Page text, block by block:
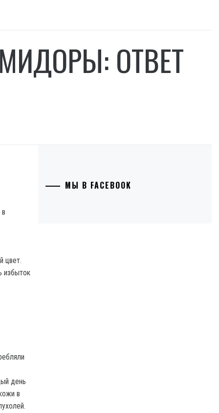
ОТВЕТ
цвет.
избыток
день
в
МЫ В FACEBOOK